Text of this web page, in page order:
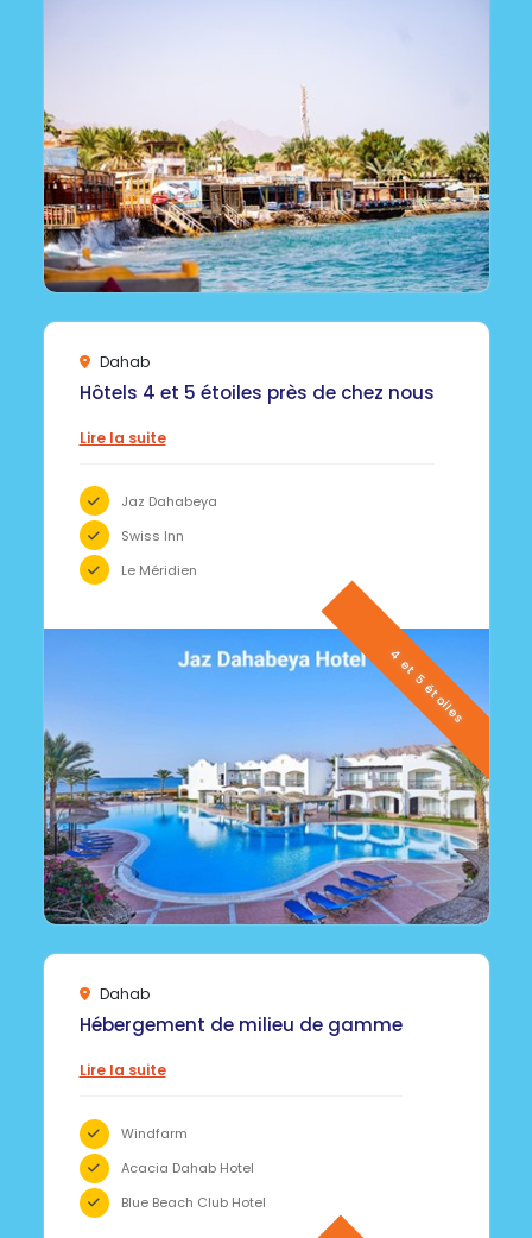
Dahab
Hôtels 4 et 5 étoiles près de chez nous
Lire la suite
Jaz Dahabeya
Swiss Inn
Le Méridien
4 et 5 étoiles
Dahab
Hébergement de milieu de gamme
Lire la suite
Windfarm
Acacia Dahab Hotel
Blue Beach Club Hotel